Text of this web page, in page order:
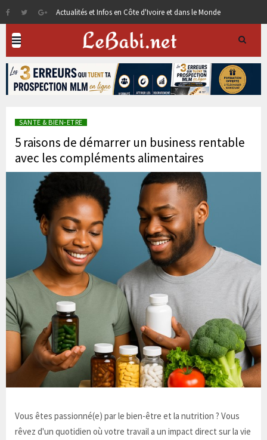
Actualités et Infos en Côte d'Ivoire et dans le Monde
SANTE & BIEN-ETRE
5 raisons de démarrer un business rentable
avec les compléments alimentaires
Vous êtes passionné(e) par le bien-être et la nutrition ? Vous
rêvez d'un quotidien où votre travail a un impact direct sur la vie